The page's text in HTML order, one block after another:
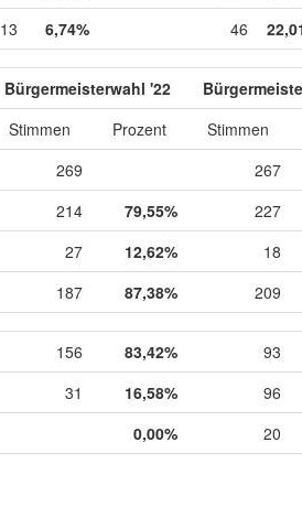
13 6,74% 46
Bürgermeisterwahl '22
Stimmen
Prozent
Stimmen
269
267
214 79,55%
227
27 12,62%
18
187 87,38% 209
156 83,42%
93
31 16,58%
96
0,00% 20